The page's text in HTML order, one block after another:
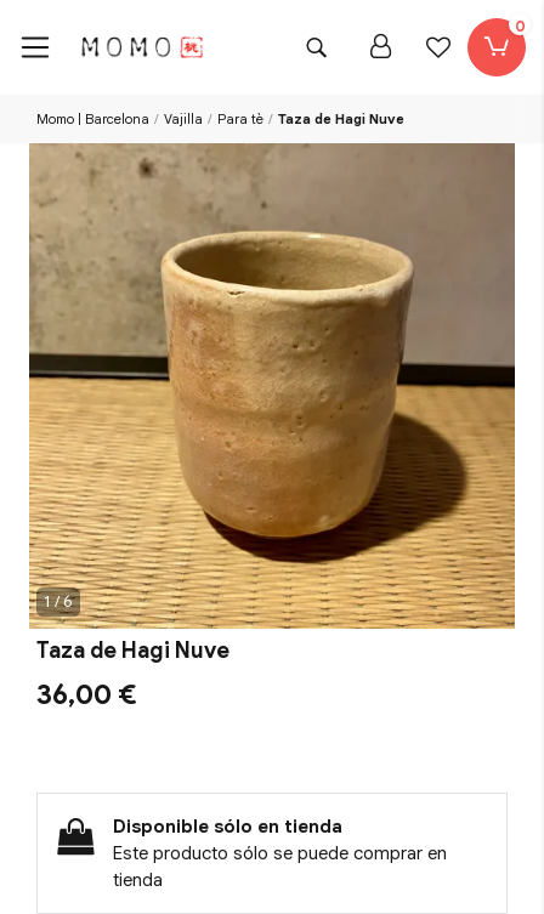
0
Momo | Barcelona Vajilla Para tè Taza de Hagi Nuve
1 / 6
Taza de Hagi Nuve
36,00 €
Disponible sólo en tienda
Este producto sólo se puede comprar en
tienda